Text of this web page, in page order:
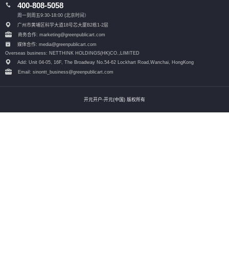
400-808-5058
周一到周五9:30-18:00 (北京时间）
广州市黄埔区科学大道18号芯大厦B2栋1-2层
商务合作: marketing@greenpublicart.com
媒体合作: media@greenpublicart.com
Overseas business: NETTHINK HOLDINGS(HK)CO.,LIMITED
Add: Unit 04-05, 16F, The Broadway No.54-62 Lockhart Road, Wanchai, HongKong
Email: sinontt_business@greenpublicart.com
开元开户-开元(中国) 版权所有